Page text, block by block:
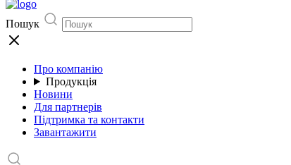
Пошук
Про компанію
Продукція
Новини
Для партнерів
Підтримка та контакти
Завантажити